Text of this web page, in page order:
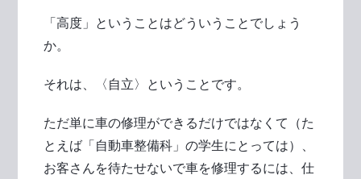
「高度」ということはどういうことでしょう
か。
それは、〈自立〉ということです。
ただ単に車の修理ができるだけではなくて（た
とえば「自動車整備科」の学生にとっては）、
お客さんを待たせないで車を修理するには、仕